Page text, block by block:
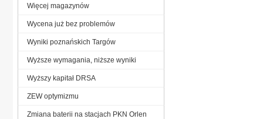
Więcej magazynów
Wycena już bez problemów
Wyniki poznańskich Targów
Wyższe wymagania, niższe wyniki
Wyższy kapitał DRSA
ZEW optymizmu
Zmiana baterii na stacjach PKN Orlen